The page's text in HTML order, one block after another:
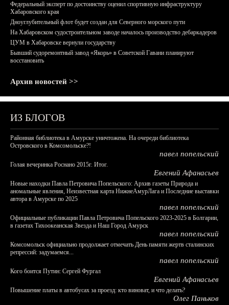
Федеральный эксперт по достоинству оценил спортивную инфраструктуру
Хабаровского края
Дноуглубительный флот будет создан для Северного морского пути
На Хабаровском судостроительном заводе началось производство дебаркадеров
ЦУМ в Хабаровске вернули государству
Бывший судоремонтный завод «Якорь» в Советской Гавани планируют
восстановить
Архив новостей >>
ИЗ БЛОГОВ
Районная библиотека в Амурске уничтожена. На очереди библиотека
Островского в Комсомольске?!
павел попельский
Голая вечеринка Роснано 2015г. Итог.
Евгений Афанасьев
Новые находки Павла Петровича Попельского: Архив газеты Природа и
аномальные явления, Неизвестная карта НижнеАмурЛага и Последние выставки
автора в Амурске по 2025
павел попельский
Официальные публикации Павла Петровича Попельского 2023-2025 в Болгарии,
в газетах Тихоокеанская Звезда и Наш Город Амурск
павел попельский
Комсомольск официально продолжает отмечать День памяти жертв сталинских
репрессий: задумаемся...
павел попельский
Кого боится Путин: Сергей Фургал
Евгений Афанасьев
Повышение платы в автобусах за проезд: кто виноват, и что делать?
Олег Паньков